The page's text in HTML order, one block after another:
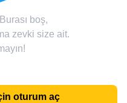
boş,
zevki size ait.
oturum aç